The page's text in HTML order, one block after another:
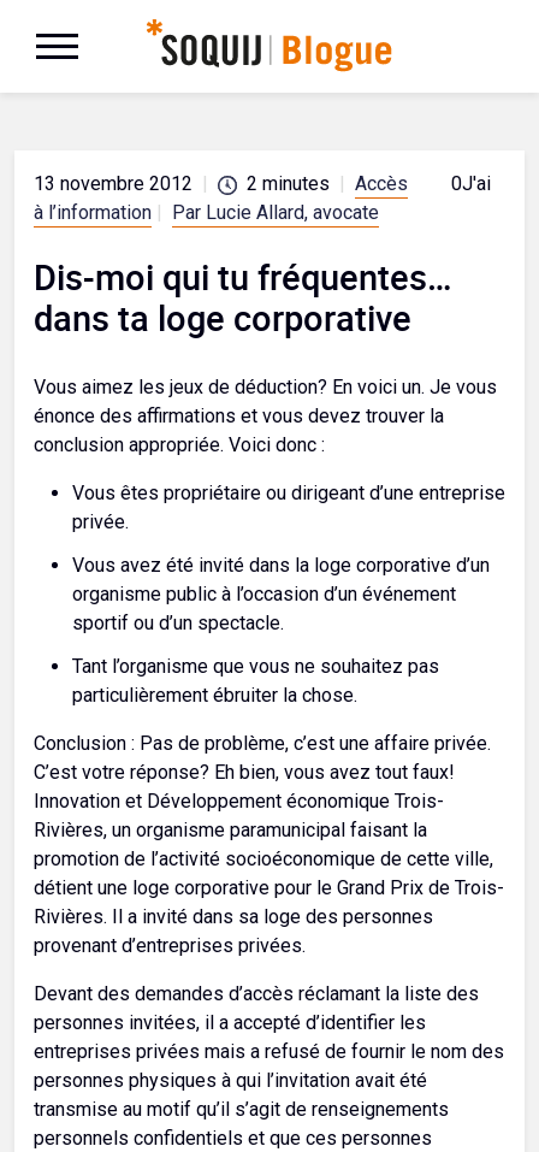
13 novembre 2012 2 minutes
Accès
à l’information
Par Lucie Allard, avocate
0J'aime
Dis-moi qui tu fréquentes…
dans ta loge corporative
Vous aimez les jeux de déduction? En voici un. Je vous
énonce des affirmations et vous devez trouver la
conclusion appropriée. Voici donc :
Vous êtes propriétaire ou dirigeant d’une entreprise
privée.
Vous avez été invité dans la loge corporative d’un
organisme public à l’occasion d’un événement
sportif ou d’un spectacle.
Tant l’organisme que vous ne souhaitez pas
particulièrement ébruiter la chose.
Conclusion : Pas de problème, c’est une affaire privée.
C’est votre réponse? Eh bien, vous avez tout faux!
Innovation et Développement économique Trois-
Rivières, un organisme paramunicipal faisant la
promotion de l’activité socioéconomique de cette ville,
détient une loge corporative pour le Grand Prix de Trois-
Rivières. Il a invité dans sa loge des personnes
provenant d’entreprises privées.
Devant des demandes d’accès réclamant la liste des
personnes invitées, il a accepté d’identifier les
entreprises privées mais a refusé de fournir le nom des
personnes physiques à qui l’invitation avait été
transmise au motif qu’il s’agit de renseignements
personnels confidentiels et que ces personnes